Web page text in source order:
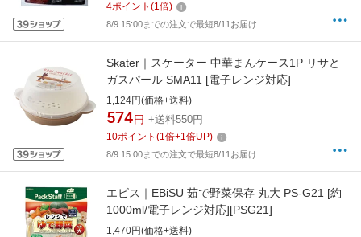
4ポイント (1倍)
8/9 15:00までの注文で最短8/11お届け
Skater｜スケーター 中華まんケース1P リサと
ガスパール SMA11 [電子レンジ対応]
1,124円(価格+送料)
574 円 +送料550円
10ポイント (1倍+1倍UP)
8/9 15:00までの注文で最短8/11お届け
エビス｜EBiSU 茹で野菜保存 丸大 PS-G21 [約
1000ml/電子レンジ対応][PSG21]
1,470円(価格+送料)